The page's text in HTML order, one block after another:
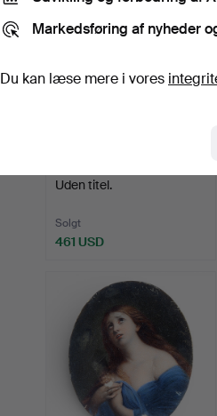
Uden titel.
Solgt
461 USD
Markedsføring af nyheder
Du kan læse mere i vores